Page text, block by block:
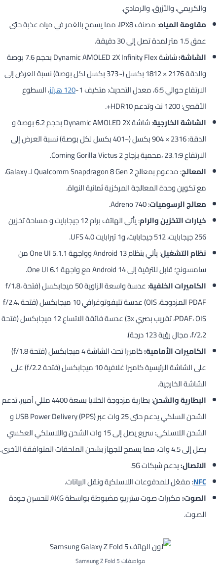
والكريمي، والأزرق، والرمادي.
مقاومة المياه
: مصنف IPX8، مما يسمح بالغمر في مياه عذبة حتى
عمق 1.5 متر لمدة تصل إلى 30 دقيقة.
الشاشة:
شاشة Dynamic AMOLED 2X Infinity Flex بحجم 7.6 بوصة
والدقة 2176 × 1812 بكسل (~373 بكسل لكل بوصة) نسبة العرض إلى
الارتفاع حوالي 6:5، معدل التحديث: متكيف 1-
120 هرتز
، السطوع
الأقصى: 1200 نت وتدعم HDR10+.
الشاشة الخارجية
: شاشة Dynamic AMOLED 2X بحجم 6.2 بوصة و
الدقة: 2316 × 904 بكسل (~401 بكسل لكل بوصة) نسبة العرض إلى
الارتفاع 23.1:9 ،محمية بزجاج Corning Gorilla Victus 2.
المعالج
: مدعوم بمعالج Qualcomm Snapdragon 8 Gen 2 لـ Galaxy،
مع تكوين وحدة المعالجة المركزية ثمانية النواة.
معالج الرسوميات: Adreno 740.
خيارات التخزينوالرام
: يأتي الهاتف برام 12 جيجابايت و مساحة تخزين
256 جيجابايت، 512 جيجابايت، و1 تيرابايت UFS 4.0.
نظام التشغيل
: يأتي بنظام Android 13 وواجهة One UI 5.1.1 من
سامسونج؛ قابل للترقية إلى Android 14 مع واجهة One UI 6.1.
الكاميرات الخلفية
: عدسة واسعة الزاوية 50 ميجابكسل (فتحة f/1.8،
PDAF المزدوجة، OIS) عدسة تليفوتوغرافي 10 ميجابكسل (فتحة f/2.4،
PDAF، OIS، تقريب بصري 3x) عدسة فائقة الاتساع 12 ميجابكسل (فتحة
f/2.2، مجال رؤية 123 درجة).
الكاميرات الأمامية:
كاميرا تحت الشاشة 4 ميجابكسل (فتحة f/1.8)
على الشاشة الرئيسية كاميرا غلافية 10 ميجابكسل (فتحة f/2.2) على
الشاشة الخارجية.
البطارية والشحن
: بطارية مزدوجة الخلايا بسعة 4400 مللي أمبير، تدعم
الشحن السلكي يدعم حتى 25 وات عبر USB Power Delivery (PPS) و
الشحن اللاسلكي: سريع يصل إلى 15 وات الشحن واللاسلكي العكسي
يصل إلى 4.5 وات، مما يسمح للجهاز بشحن الملحقات المتوافقة الأخرى.
الاتصال:يدعم شبكات 5G.
NFC: مفعّل للمدفوعات اللاسلكية ونقل البيانات.
الصوت:
مكبرات صوت ستيريو مضبوطة بواسطة AKG لتحسين جودة
الصوت.
مواصفات Samsung Z Fold 5